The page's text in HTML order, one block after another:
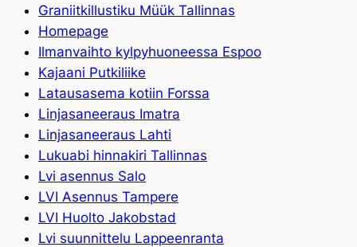
Graniitkillustiku Müük Tallinnas
Homepage
Ilmanvaihto kylpyhuoneessa Espoo
Kajaani Putkiliike
Latausasema kotiin Forssa
Linjasaneeraus Imatra
Linjasaneeraus Lahti
Lukuabi hinnakiri Tallinnas
Lvi asennus Salo
LVI Asennus Tampere
LVI Huolto Jakobstad
Lvi suunnittelu Lappeenranta